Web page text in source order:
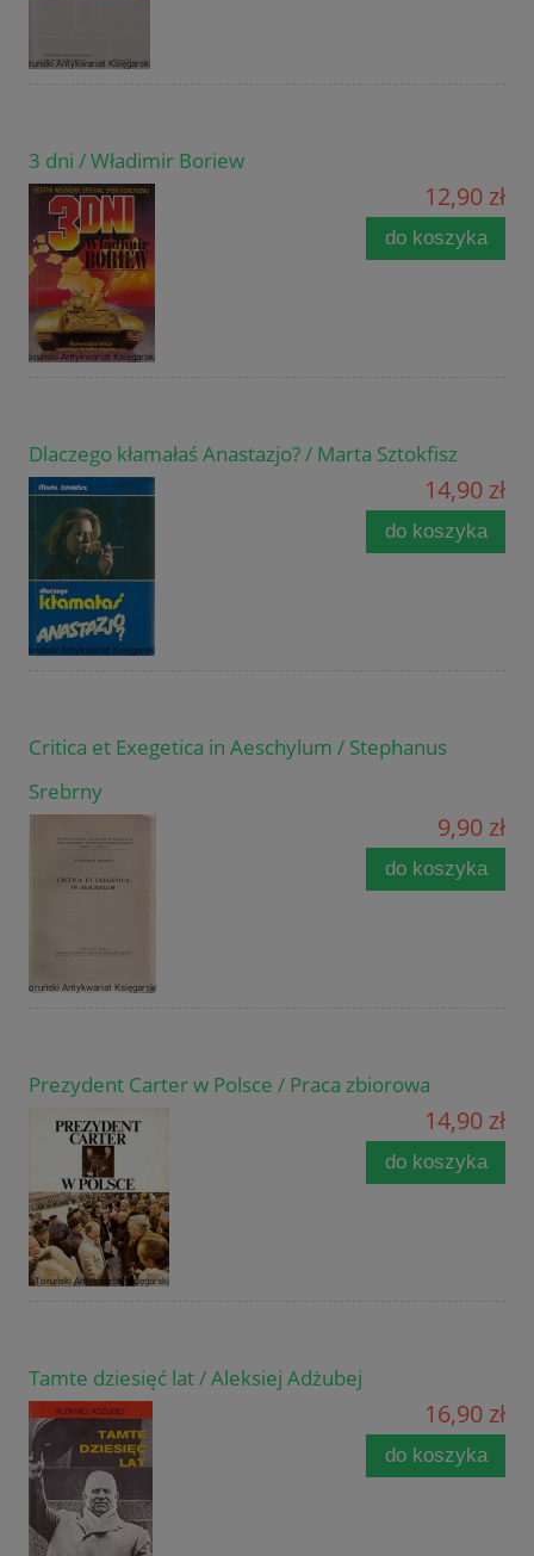
3 dni / Władimir Boriew
12,90 zł
do koszyka
Dlaczego kłamałaś Anastazjo? / Marta Sztokfisz
14,90 zł
do koszyka
Critica et Exegetica in Aeschylum / Stephanus
Srebrny
9,90 zł
do koszyka
Prezydent Carter w Polsce / Praca zbiorowa
14,90 zł
do koszyka
Tamte dziesięć lat / Aleksiej Adżubej
16,90 zł
do koszyka